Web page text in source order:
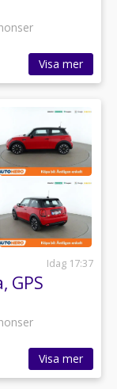
Visa mer
Idag 17:37
GPS
Visa mer